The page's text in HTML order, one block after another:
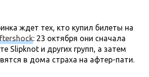
ждет тех, кто купил билеты на
: 23 октября они сначала
Slipknot и других групп, а затем
в дома страха на афтер-пати.